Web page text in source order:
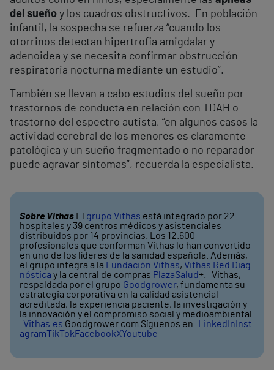
del sueño y los cuadros obstructivos. En población
infantil, la sospecha se refuerza “cuando los
otorrinos detectan hipertrofia amigdalar y
adenoidea y se necesita confirmar obstrucción
respiratoria nocturna mediante un estudio”.
También se llevan a cabo estudios del sueño por
trastornos de conducta en relación con TDAH o
trastorno del espectro autista, “en algunos casos la
actividad cerebral de los menores es claramente
patológica y un sueño fragmentado o no reparador
puede agravar síntomas”, recuerda la especialista.
Sobre Vithas El grupo Vithas está integrado por 22
hospitales y 39 centros médicos y asistenciales
distribuidos por 14 provincias. Los 12.600
profesionales que conforman Vithas lo han convertido
en uno de los líderes de la sanidad española. Además,
el grupo integra a la Fundación Vithas, Vithas Red Diag
nóstica y la central de compras PlazaSalud+ . Vithas,
respaldada por el grupo Goodgrower, fundamenta su
estrategia corporativa en la calidad asistencial
acreditada, la experiencia paciente, la investigación y
la innovación y el compromiso social y medioambiental.
Vithas.es Goodgrower.com Síguenos en: LinkedIn Inst
agramTikTokFacebookXYoutube